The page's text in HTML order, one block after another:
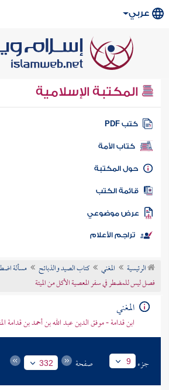
عربي
المكتبة الإسلامية
كتب PDF
كتاب الأمة
المكتبة
الكتب
موضوعي
تراجم الأعلام
الرئيسية المغني كتاب الصيد والذبائح
مسألة
فصل ليس للمضطر في سفر المعصية الأكل من الميتة
المغني
ابن قدامة - موفق الدين عبد الله بن أحمد بن قدامة
جزء 9 صفحة 332